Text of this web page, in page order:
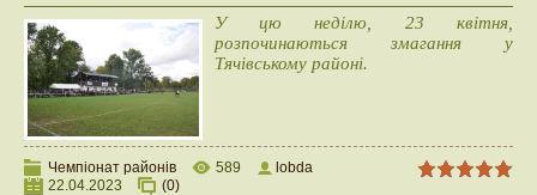
У цю неділю, 23 квітня,
розпочинаються змагання у
Тячівському районі.
Чемпіонат районів 589
lobda
22.04.2023
(0)